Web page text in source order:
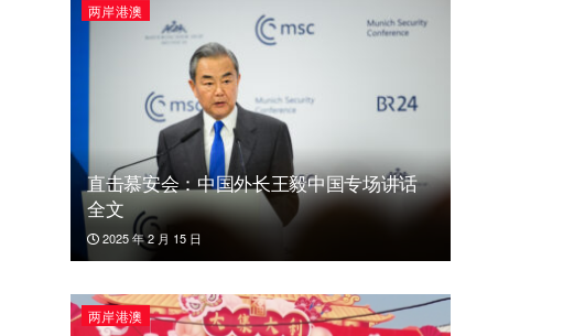
两岸港澳
直击慕安会：中国外长王毅中国专场讲话
全文
2025 年 2 月 15 日
两岸港澳